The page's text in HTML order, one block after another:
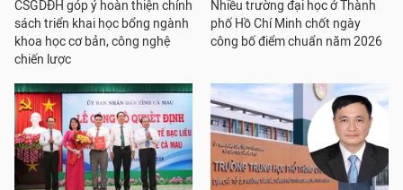
CSGDĐH góp ý hoàn thiện chính
sách triển khai học bổng ngành
khoa học cơ bản, công nghệ
chiến lược
Nhiều trường đại học ở Thành
phố Hồ Chí Minh chốt ngày
công bố điểm chuẩn năm 2026